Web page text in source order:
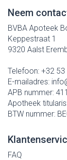
Neem
BVBA Apoteek
Keppestraat 1
9320 Aalst
Telefoon: +32 53
E-mailadres:
APB nummer:
Apotheek
BTW nummer:
FAQ